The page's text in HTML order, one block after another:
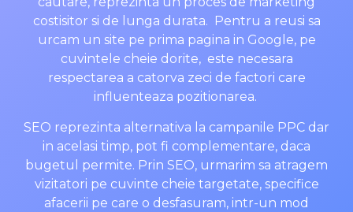
costisitor si de lunga durata. Pentru a reusi sa
urcam un site pe prima pagina in Google, pe
cuvintele cheie dorite, este necesara
respectarea a catorva zeci de factori care
influenteaza pozitionarea.
SEO reprezinta alternativa la campanile PPC dar
in acelasi timp, pot fi complementare, daca
bugetul permite. Prin SEO, urmarim sa atragem
vizitatori pe cuvinte cheie targetate, specifice
afacerii pe care o desfasuram, intr-un mod